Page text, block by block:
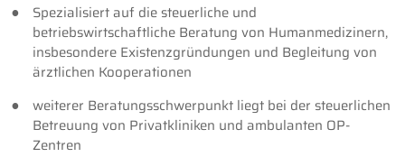
Spezialisiert auf die steuerliche und
betriebswirtschaftliche Beratung von Humanmedizinern,
insbesondere Existenzgründungen und Begleitung von
ärztlichen Kooperationen
weiterer Beratungsschwerpunkt liegt bei der steuerlichen
Betreuung von Privatkliniken und ambulanten OP-
Zentren